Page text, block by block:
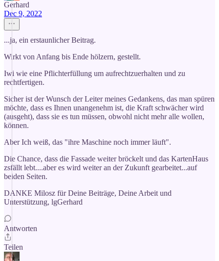
Gerhard
Dec 9, 2022
...ja, ein erstaunlicher Beitrag.
Wirkt von Anfang bis Ende hölzern, gestellt.
Iwi wie eine Pflichterfüllung um aufrechtzuerhalten und zu
rechtfertigen.
Sicher ist der Wunsch der Leiter meines Gedankens, das man spüren
möchte, dass es Ihnen unangenehm ist, die Kraft schwächer wird
(ausgeht), dass sie es tun müssen, obwohl nicht mehr alle wollen,
können.
Aber Ich weiß, das "ihre Maschine noch immer läuft".
Die Chance, dass die Fassade weiter bröckelt und das KartenHaus
zsfällt lebt....aber es wird weiter an der Zukunft gearbeitet...auf
beiden Seiten.
DANKE Milosz für Deine Beiträge, Deine Arbeit und
Unterstützung, lgGerhard
Antworten
Teilen